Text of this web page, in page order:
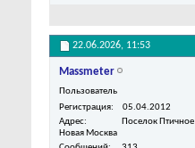
22.06.2026, 11:53
Massmeter
Пользователь
Регистрация
05.04.2012
Адрес
Поселок Птичное
Новая Москва